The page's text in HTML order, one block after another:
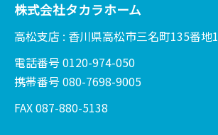
株式会社タカラホーム
高松支店 : 香川県高松市三名町135番地1
電話番号 0120-974-050
携帯番号 080-7698-9005
FAX 087-880-5138